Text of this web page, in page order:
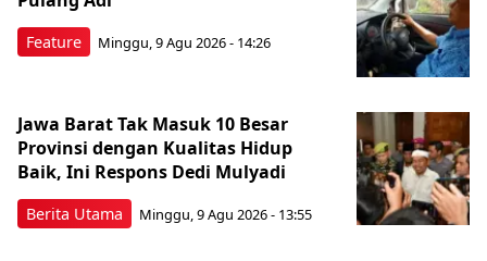
Feature Minggu, 9 Agu 2026 - 14:26
Berita Utama
Jawa Barat Tak Masuk 10 Besar
Provinsi dengan Kualitas Hidup
Baik, Ini Respons Dedi Mulyadi
Minggu, 9 Agu 2026 - 13:55